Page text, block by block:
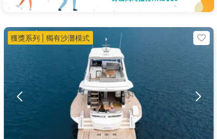
獲獎系列 | 獨有沙灘模式